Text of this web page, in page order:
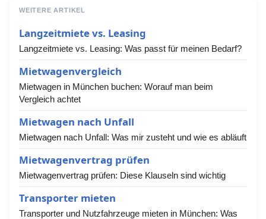
WEITERE ARTIKEL
Langzeitmiete vs. Leasing
Langzeitmiete vs. Leasing: Was passt für meinen Bedarf?
Mietwagenvergleich
Mietwagen in München buchen: Worauf man beim
Vergleich achtet
Mietwagen nach Unfall
Mietwagen nach Unfall: Was mir zusteht und wie es abläuft
Mietwagenvertrag prüfen
Mietwagenvertrag prüfen: Diese Klauseln sind wichtig
Transporter mieten
Transporter und Nutzfahrzeuge mieten in München: Was